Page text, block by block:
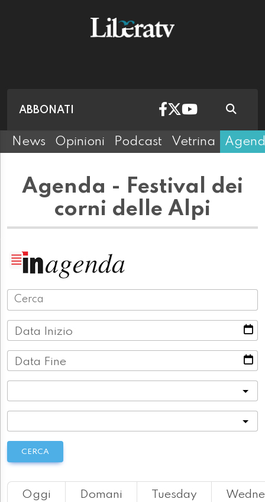
ABBONATI
News Opinioni Podcast Vetrina
Agenda - Festival dei
corni delle Alpi
Data Inizio
Data Fine
CERCA
Oggi Domani
Tuesday